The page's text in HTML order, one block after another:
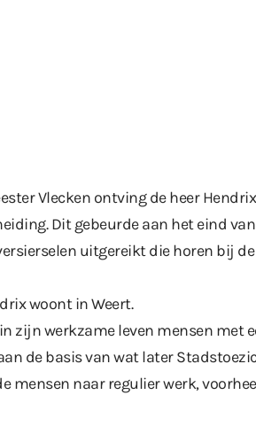
Vlecken ontving de heer
Dit gebeurde aan het eind van
uitgereikt die horen bij
woont in Weert.
zijn werkzame leven mensen met
de basis van wat later
mensen naar regulier werk,